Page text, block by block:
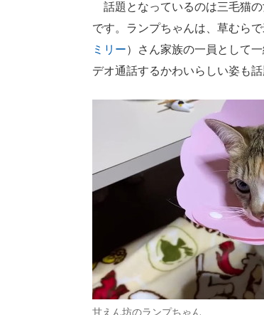
話題となっているのは三毛猫の
です。ランプちゃんは、草むら
ミリー）さん家族の一員として
デオ通話するかわいらしい姿も
甘えん坊のランプちゃん